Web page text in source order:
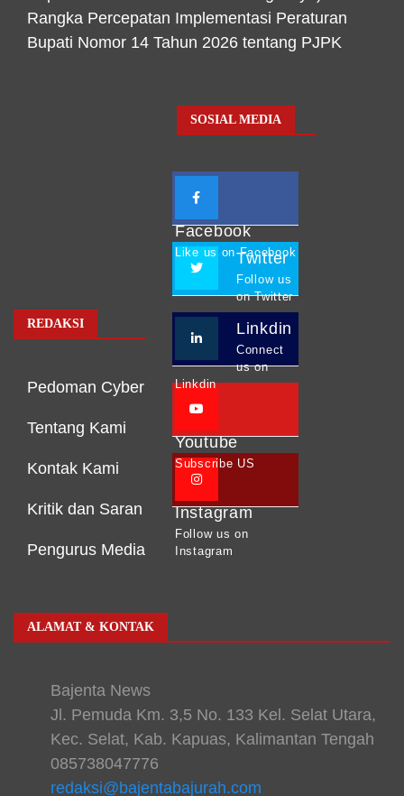
Rangka Percepatan Implementasi Peraturan
Bupati Nomor 14 Tahun 2026 tentang PJPK
REDAKSI
Pedoman Cyber
Tentang Kami
Kontak Kami
Kritik dan Saran
Pengurus Media
SOSIAL MEDIA
Facebook
Like us on Facebook
Twitter
Follow us
on Twitter
Linkdin
Connect
us on
Linkdin
Youtube
Subscribe US
Instagram
Follow us on
Instagram
ALAMAT & KONTAK
Bajenta News
Jl. Pemuda Km. 3,5 No. 133 Kel. Selat Utara,
Kec. Selat, Kab. Kapuas, Kalimantan Tengah
085738047776
redaksi@bajentabajurah.com